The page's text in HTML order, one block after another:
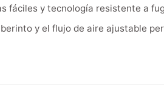
y tecnología resistente a
y el flujo de aire ajustable